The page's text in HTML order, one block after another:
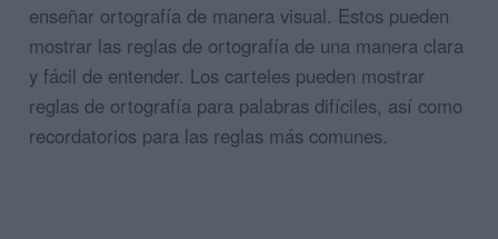
enseñar ortografía de manera visual. Estos pueden
mostrar las reglas de ortografía de una manera clara
y fácil de entender. Los carteles pueden mostrar
reglas de ortografía para palabras difíciles, así como
recordatorios para las reglas más comunes.